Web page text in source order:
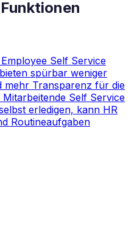
Self Service
spürbar weniger
mehr Transparenz für die
Self Service
erledigen, kann HR
Routineaufgaben